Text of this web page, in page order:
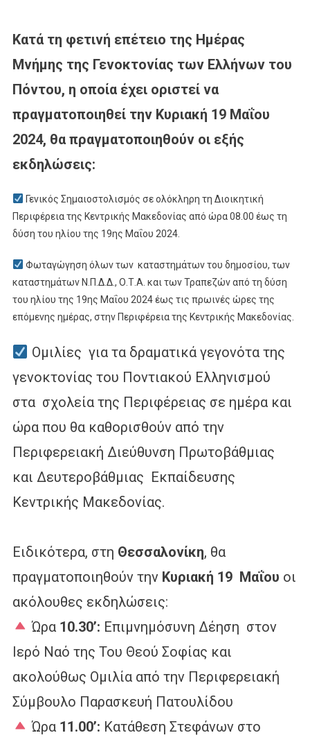
Κατά τη φετινή επέτειο της Ημέρας
Μνήμης της Γενοκτονίας των Ελλήνων του
Πόντου, η οποία έχει οριστεί να
πραγματοποιηθεί την Κυριακή 19 Μαΐου
2024, θα πραγματοποιηθούν οι εξής
εκδηλώσεις:
Γενικός Σημαιοστολισμός σε ολόκληρη τη Διοικητική
Περιφέρεια της Κεντρικής Μακεδονίας από ώρα 08.00 έως τη
δύση του ηλίου της 19ης Μαΐου 2024.
Φωταγώγηση όλων των καταστημάτων του δημοσίου, των
καταστημάτων Ν.Π.Δ.Δ., Ο.Τ.Α. και των Τραπεζών από τη δύση
του ηλίου της 19ης Μαΐου 2024 έως τις πρωινές ώρες της
επόμενης ημέρας, στην Περιφέρεια της Κεντρικής Μακεδονίας.
Ομιλίες για τα δραματικά γεγονότα της
γενοκτονίας του Ποντιακού Ελληνισμού
στα σχολεία της Περιφέρειας σε ημέρα και
ώρα που θα καθορισθούν από την
Περιφερειακή Διεύθυνση Πρωτοβάθμιας
και Δευτεροβάθμιας Εκπαίδευσης
Κεντρικής Μακεδονίας.
Ειδικότερα, στη Θεσσαλονίκη, θα
πραγματοποιηθούν τηνΚυριακή 19 Μαΐου οι
ακόλουθες εκδηλώσεις:
Ώρα10.30’: Επιμνημόσυνη Δέηση στον
Ιερό Ναό της Του Θεού Σοφίας και
ακολούθως Ομιλία από την Περιφερειακή
Σύμβουλο Παρασκευή Πατουλίδου
Ώρα11.00’: Κατάθεση Στεφάνων στο